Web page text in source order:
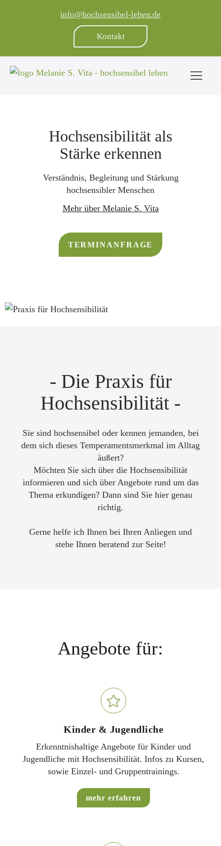
info@hochsensibel-leben.de
Kontakt
Hochsensibilität als
Stärke erkennen
Verständnis, Begleitung und Stärkung
hochsensibler Menschen
Mehr über Melanie S. Vita
TERMINANFRAGE
- Die Praxis für
Hochsensibilität -
Sie sind hochsensibel oder kennen jemanden, bei
dem sich dieses Temperamentsmerkmal im Alltag
äußert?
Möchten Sie sich über die Hochsensibilität
informieren und sich über Angebote rund um das
Thema erkundigen? Dann sind Sie hier genau
richtig.
Gerne helfe ich Ihnen bei Ihren Anliegen und
stehe Ihnen beratend zur Seite!
Angebote für:
Kinder & Jugendliche
Erkenntnishaltige Angebote für Kinder und
Jugendliche mit Hochsensibilität. Infos zu Kursen,
sowie Einzel- und Gruppentrainings.
mehr erfahren